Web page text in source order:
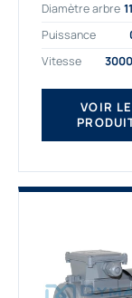
adaptée à tous
de machines. Le
triphasé 0.37Kw
à...
Diamètre arbre
Puissance
Vitesse
VOIR LE